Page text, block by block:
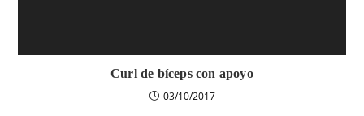
Curl de bíceps con apoyo
03/10/2017